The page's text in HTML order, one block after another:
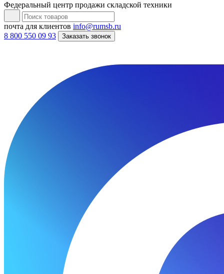
Федеральный центр продажи складской техники
почта для клиентов info@rumsb.ru
8 800 550 09 93
Заказать звонок